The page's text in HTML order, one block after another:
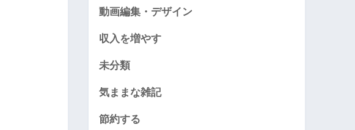
動画編集・デザイン
収入を増やす
未分類
気ままな雑記
節約する